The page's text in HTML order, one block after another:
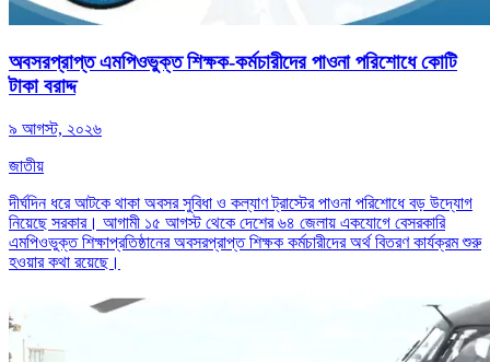
অবসরপ্রাপ্ত এমপিওভুক্ত শিক্ষক-কর্মচারীদের পাওনা পরিশোধে কোটি
টাকা বরাদ্দ
৯ আগস্ট, ২০২৬
জাতীয়
দীর্ঘদিন ধরে আটকে থাকা অবসর সুবিধা ও কল্যাণ ট্রাস্টের পাওনা পরিশোধে বড় উদ্যোগ
নিয়েছে সরকার। আগামী ১৫ আগস্ট থেকে দেশের ৬৪ জেলায় একযোগে বেসরকারি
এমপিওভুক্ত শিক্ষাপ্রতিষ্ঠানের অবসরপ্রাপ্ত শিক্ষক কর্মচারীদের অর্থ বিতরণ কার্যক্রম শুরু
হওয়ার কথা রয়েছে।